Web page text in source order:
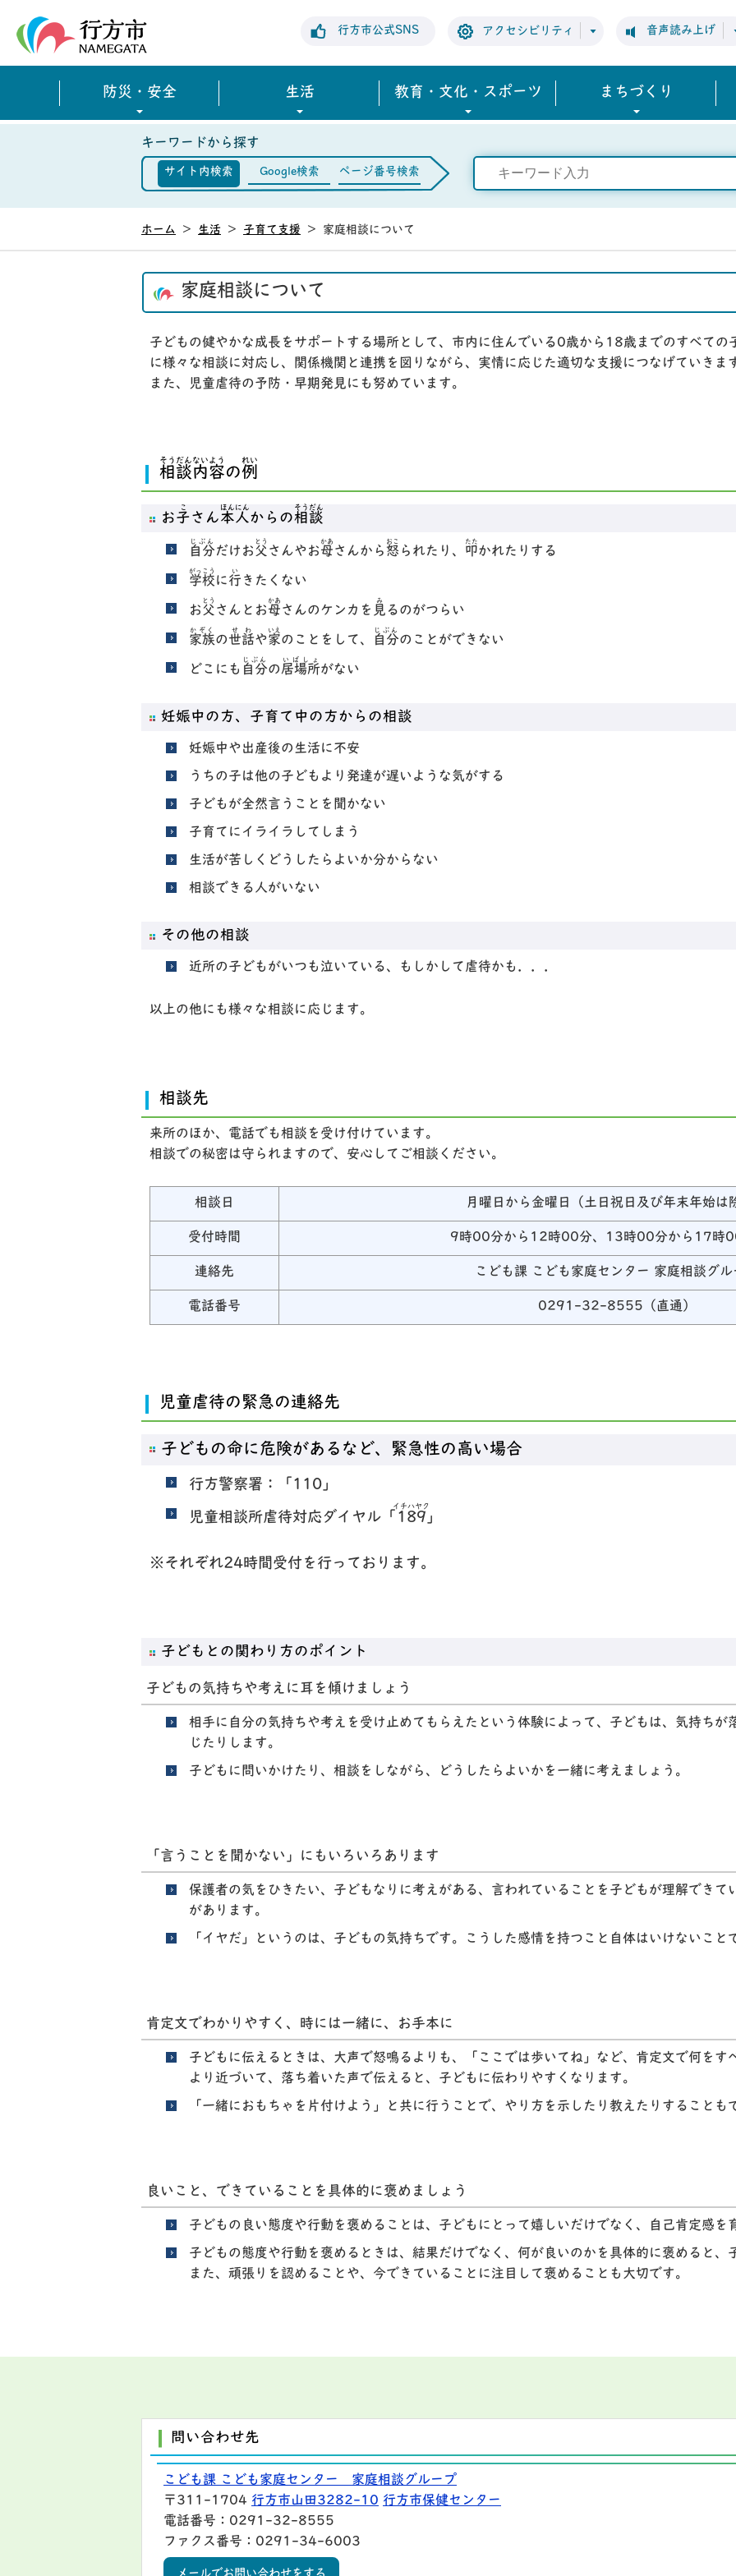
行方市公式SNS アクセシビリティ 音声読み上げ
防災・安全 生活 教育・文化・スポーツ まちづくり
キーワードから探す
サイト内検索 Google検索 ページ番号検索
ホーム > 生活 > 子育て支援 > 家庭相談について
家庭相談について
子どもの健やかな成長をサポートする場所として、市内に住んでいる0歳から18歳までのすべての
に様々な相談に対応し、関係機関と連携を図りながら、実情に応じた適切な支援につなげていきま
また、児童虐待の予防・早期発見にも努めています。
相談内容
そうだんないよう
の例
れい
お子
こ
さん本人
ほんにん
からの相談
そうだん
自分
じぶん
だけお 父
とう
さんやお母
かあ
さんから怒
おこ
られたり、 叩
たた
かれたりする
学校
がっこう
に行
い
きたくない
お 父
とう
さんとお母
かあ
さんのケンカを 見
み
るのがつらい
家族
かぞく
の世話
せわ
や家
いえ
のことをして、 自分
じぶん
のことができない
どこにも 自分
じぶん
の居場所
いばしょ
がない
妊娠中の方、子育て中の方からの相談
妊娠中や出産後の生活に不安
うちの子は他の子どもより発達が遅いような気がする
子どもが全然言うことを聞かない
子育てにイライラしてしまう
生活が苦しくどうしたらよいか分からない
相談できる人がいない
その他の相談
近所の子どもがいつも泣いている、もしかして虐待かも．．．
以上の他にも様々な相談に応じます。
相談先
来所のほか、電話でも相談を受け付けています。
相談での秘密は守られますので、安心してご相談ください。
相談日 月曜日から金曜日（土日祝日及び年末年始は
受付時間 9時00分から12時00分、13時00分から17時
連絡先 こども課 こども家庭センター 家庭相談グル
電話番号 0291-32-8555（直通）
児童虐待の緊急の連絡先
子どもの命に危険があるなど、緊急性の高い場合
行方警察署： 「110」
児童相談所虐待対応ダイヤル 「 189
イチハヤク
」
※それぞれ24時間受付を行っております。
子どもとの関わり方のポイント
子どもの気持ちや考えに耳を傾けましょう
相手に自分の気持ちや考えを受け止めてもらえたという体験によって、子どもは、気持ちが
じたりします。
子どもに問いかけたり、相談をしながら、どうしたらよいかを一緒に考えましょう。
「言うことを聞かない」にもいろいろあります
保護者の気をひきたい、子どもなりに考えがある、言われていることを子どもが理解できて
があります。
「イヤだ」というのは、子どもの気持ちです。こうした感情を持つこと自体はいけないこと
肯定文でわかりやすく、時には一緒に、お手本に
子どもに伝えるときは、大声で怒鳴るよりも、「ここでは歩いてね」など、肯定文で何をす
より近づいて、落ち着いた声で伝えると、子どもに伝わりやすくなります。
「一緒におもちゃを片付けよう」と共に行うことで、やり方を示したり教えたりすることも
良いこと、できていることを具体的に褒めましょう
子どもの良い態度や行動を褒めることは、子どもにとって嬉しいだけでなく、自己肯定感を
子どもの態度や行動を褒めるときは、結果だけでなく、何が良いのかを具体的に褒めると、
また、頑張りを認めることや、今できていることに注目して褒めることも大切です。
問い合わせ先
こども課 こども家庭センター 家庭相談グループ
〒311-1704 行方市山田3282-10 行方市保健センター
電話番号：0291-32-8555
ファクス番号：0291-34-6003